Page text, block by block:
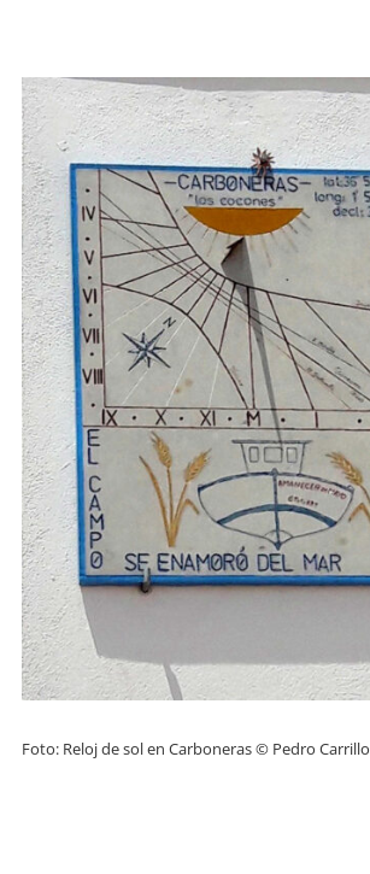
Foto: Reloj de sol en Carboneras © Pedro Carrillo